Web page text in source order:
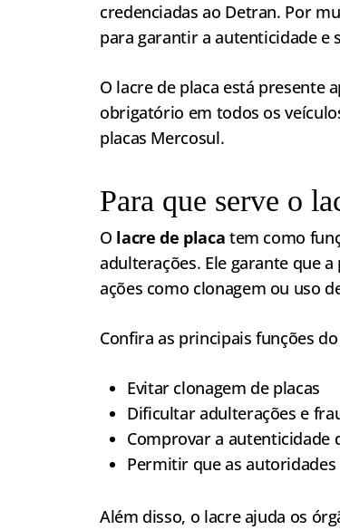
credenciadas ao Detran. Por
para garantir a autenticidade e
O lacre de placa está presente
obrigatório em todos os
placas Mercosul.
Para que serve o
O lacre de placa tem como
adulterações. Ele garante que
ações como clonagem ou uso
Confira as principais funções
Evitar clonagem de placas
Dificultar adulterações e
Comprovar a autenticidade
Permitir que as
Além disso, o lacre ajuda os